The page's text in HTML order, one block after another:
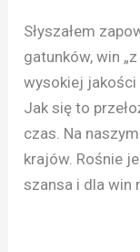
Słyszałem
gatunków, win
wysokiej jakości
Jak się to
czas. Na
krajów. Rośnie
szansa i dla win